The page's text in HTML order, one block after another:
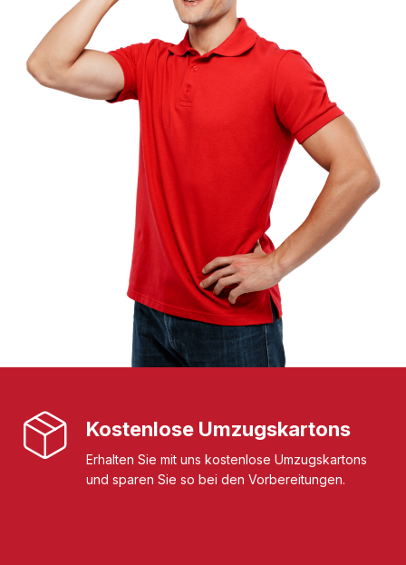
Kostenlose Umzugskartons
Erhalten Sie mit uns kostenlose Umzugskartons
und sparen Sie so bei den Vorbereitungen.